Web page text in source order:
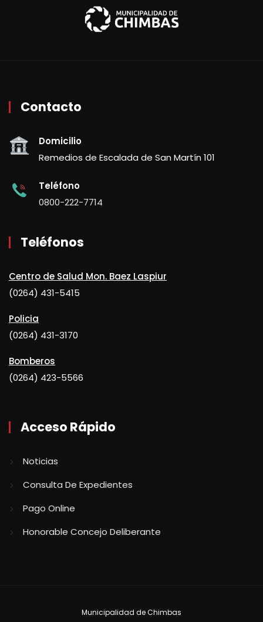
Contacto
Domicilio
Remedios de Escalada de San Martín 101
Teléfono
0800-222-7714
Teléfonos
Centro de Salud Mon. Baez Laspiur
(0264) 431-5415
Policia
(0264) 431-3170
Bomberos
(0264) 423-5566
Acceso Rápido
Noticias
Consulta De Expedientes
Pago Online
Honorable Concejo Deliberante
Municipalidad de Chimbas